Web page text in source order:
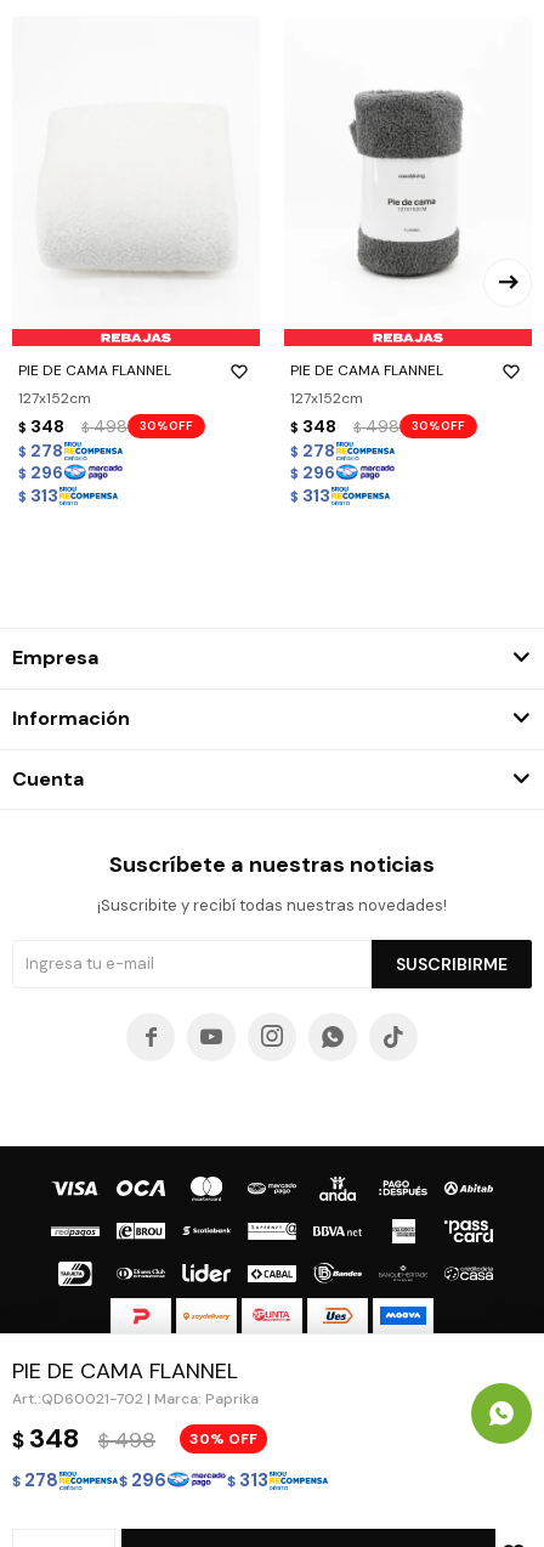
PIE DE CAMA FLANNEL
QD60021-702 | Marca: Paprika
$ 348 $ 498 30
$ 278 $ 296 $ 313
PIE DE CAMA FLANNEL
127x152cm
$ 348 $ 498 30
$ 278
$ 296
$ 313
PIE DE CAMA FLANNEL
127x152cm
$ 348 $ 498 30
$ 278
$ 296
$ 313
Empresa
Información
Cuenta
Suscríbete a nuestras noticias
¡Suscribite y recibí todas nuestras novedades!
SUSCRIBIRME
    
© Copyright 2026 / Guapa - Paprika